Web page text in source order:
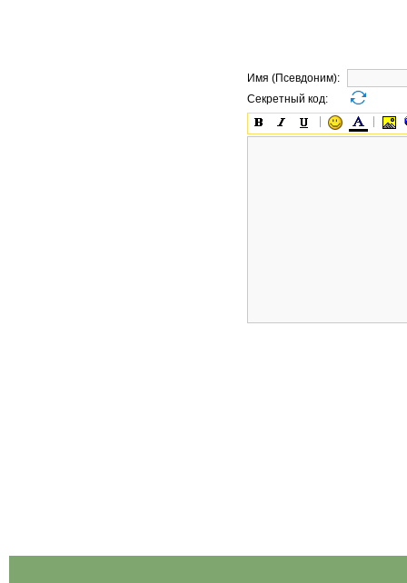
Имя (Псевдоним):
Секретный код: